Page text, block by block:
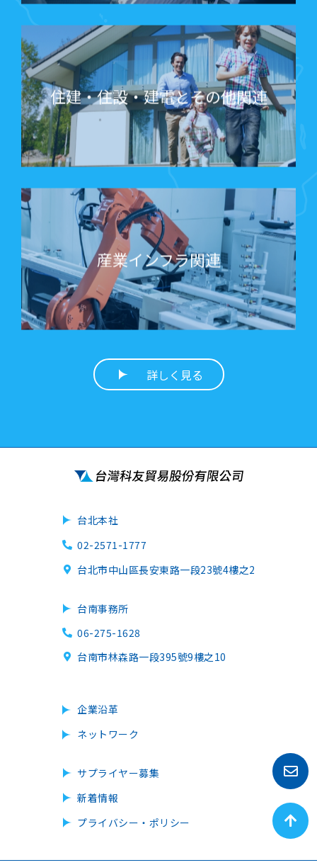
住建・住設・建電とその他関連
産業インフラ関連
詳しく見る
台北本社
02-2571-1777
台北市中山區長安東路一段23號4樓之2
台南事務所
06-275-1628
台南市林森路一段395號9樓之10
企業沿革
ネットワーク
サプライヤー募集
新着情報
プライバシー・ポリシー